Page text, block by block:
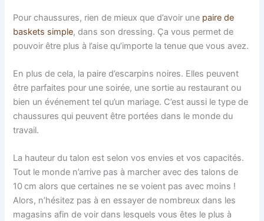
Pour chaussures, rien de mieux que d’avoir une paire de
baskets simple, dans son dressing. Ça vous permet de
pouvoir être plus à l’aise qu’importe la tenue que vous avez.
En plus de cela, la paire d’escarpins noires. Elles peuvent
être parfaites pour une soirée, une sortie au restaurant ou
bien un événement tel qu’un mariage. C’est aussi le type de
chaussures qui peuvent être portées dans le monde du
travail.
La hauteur du talon est selon vos envies et vos capacités.
Tout le monde n’arrive pas à marcher avec des talons de
10 cm alors que certaines ne se voient pas avec moins !
Alors, n’hésitez pas à en essayer de nombreux dans les
magasins afin de voir dans lesquels vous êtes le plus à